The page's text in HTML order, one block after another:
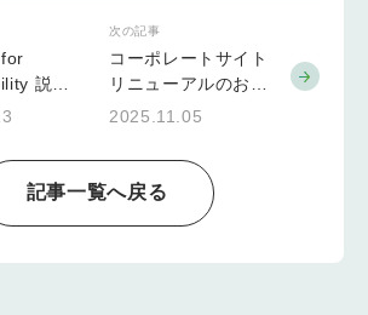
説明
せ 無料
記事一覧へ戻る
次の記事
コーポレートサイト
リニューアルのお知
らせ
2025.11.05